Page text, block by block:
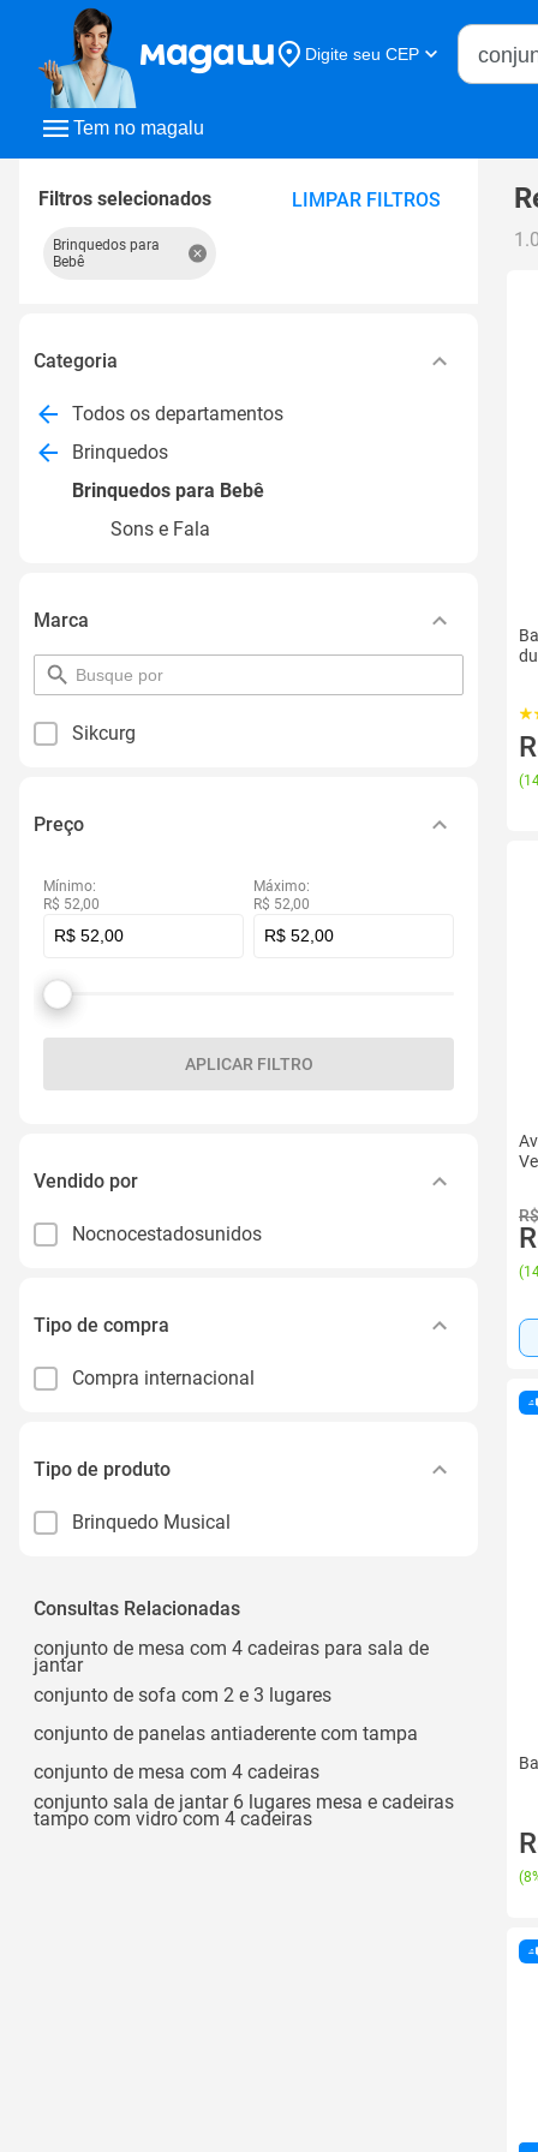
Tem no magalu
Digite seu CEP
Buscar
Filtros selecionados LIMPAR FILTROS
Brinquedos para
Bebê
Categoria
Todos os departamentos
Brinquedos
Brinquedos para Bebê
Sons e Fala
Marca
pesquisar
por
Sikcurg
Preço
Mínimo:
R$ 52,00
Máximo:
R$ 52,00
APLICAR FILTRO
Vendido por
Nocnocestadosunidos
Tipo de compra
Compra internacional
Tipo de produto
Brinquedo Musical
Consultas Relacionadas
conjunto de mesa com 4 cadeiras para sala de
jantar
conjunto de sofa com 2 e 3 lugares
conjunto de panelas antiaderente com tampa
conjunto de mesa com 4 cadeiras
conjunto sala de jantar 6 lugares mesa e cadeiras
tampo com vidro com 4 cadeiras
(
(
(